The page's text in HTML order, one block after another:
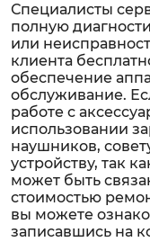
Специалисты
полную
или
клиента
обеспечение
обслуживание.
работе с
использовании
наушников,
устройству, так
может быть
стоимостью
вы можете
записавшись на